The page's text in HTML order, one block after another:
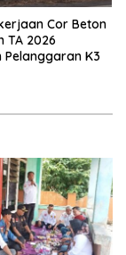
Cor Beton
TA 2026
Pelanggaran K3